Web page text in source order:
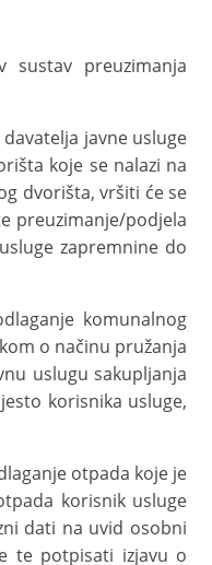
sustav preuzimanja
javne usluge
koje se nalazi na
dvorišta, vršiti će se
preuzimanje/podjela
zapremnine do
komunalnog
o načinu pružanja
uslugu sakupljanja
korisnika usluge,
otpada koje je
korisnik usluge
dati na uvid osobni
te potpisati izjavu o